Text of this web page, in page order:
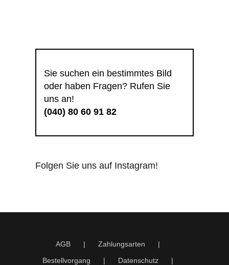
Sie suchen ein bestimmtes Bild
oder haben Fragen? Rufen Sie
uns an!
(040) 80 60 91 82
Folgen Sie uns auf Instagram!
AGB
Zahlungsarten
Bestellvorgang
Datenschutz